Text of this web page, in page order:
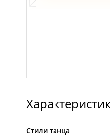
Стили танца